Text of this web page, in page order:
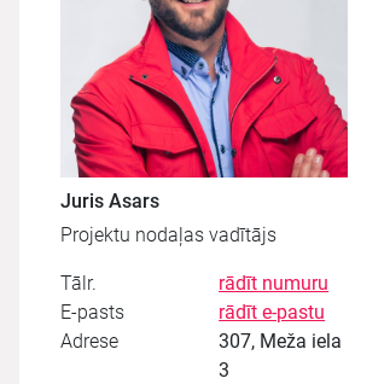
Juris Asars
Projektu nodaļas vadītājs
Tālr.
rādīt numuru
E-pasts
rādīt e-pastu
Adrese
307, Meža iela
3